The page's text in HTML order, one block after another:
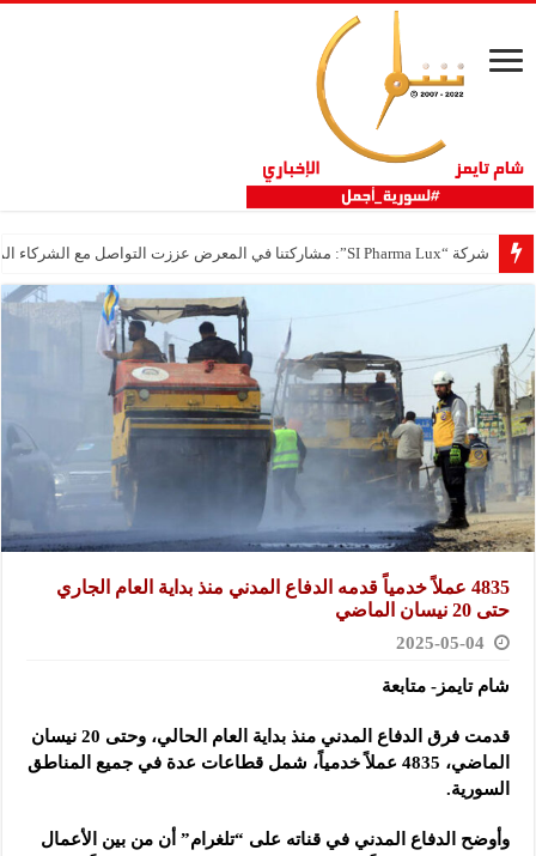
شركة “SI Pharma Lux”: مشاركتنا في المعرض عززت التواصل مع الشركاء المحليين والدوليين
4835 عملاً خدمياً قدمه الدفاع المدني منذ بداية العام الجاري
حتى 20 نيسان الماضي
2025-05-04
شام تايمز- متابعة
قدمت فرق الدفاع المدني منذ بداية العام الحالي، وحتى 20 نيسان
الماضي، 4835 عملاً خدمياً، شمل قطاعات عدة
في جميع المناطق
السورية.
وأوضح الدفاع المدني في قناته على “تلغرام” أن من بين الأعمال